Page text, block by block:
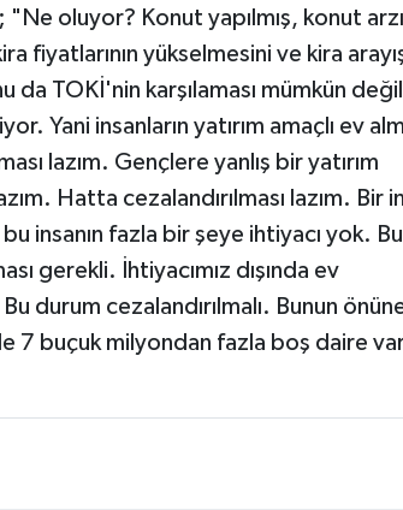
"Ne oluyor? Konut yapılmış, konut arzı
fiyatlarının yükselmesini ve kira
TOKİ'nin karşılaması mümkün
Yani insanların yatırım amaçlı ev
lazım. Gençlere yanlış bir yatırım
Hatta cezalandırılması lazım. Bir
insanın fazla bir şeye ihtiyacı yok. Bu
gerekli. İhtiyacımız dışında ev
durum cezalandırılmalı. Bunun
7 buçuk milyondan fazla boş daire